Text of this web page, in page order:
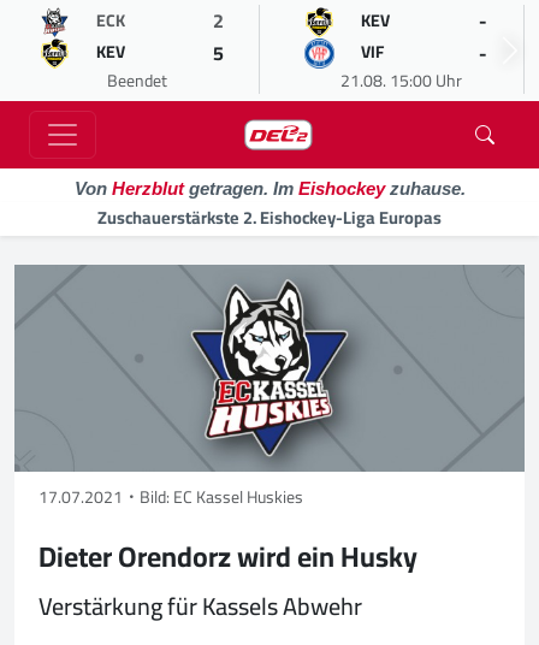
ECK 2
KEV 5
Beendet
KEV -
VIF -
21.08. 15:00 Uhr
Von Herzblutgetragen. Im Eishockeyzuhause.
Zuschauerstärkste 2. Eishockey-Liga Europas
17.07.2021 Bild: EC Kassel Huskies
Dieter Orendorz wird ein Husky
Verstärkung für Kassels Abwehr